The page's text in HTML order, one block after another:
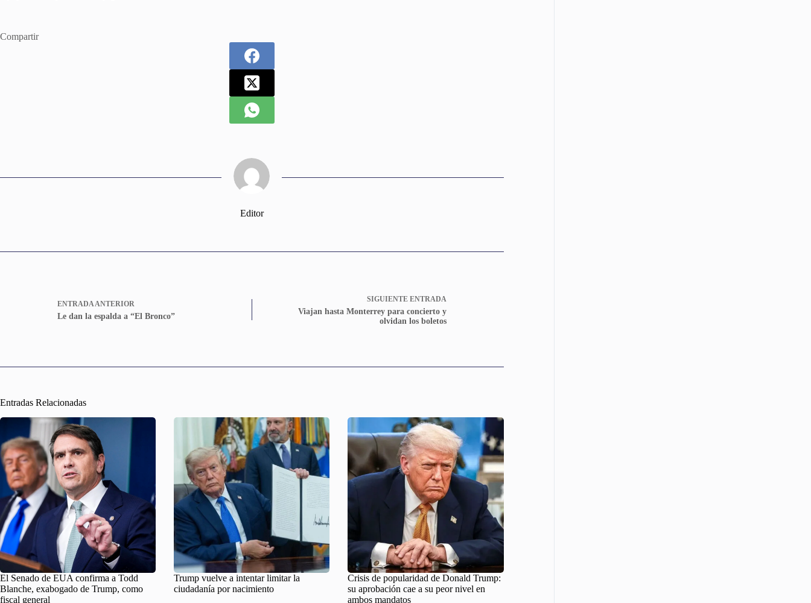
Compartir
Editor
ENTRADAANTERIOR
Le dan la espalda a “El Bronco”
SIGUIENTE ENTRADA
Viajan hasta Monterrey para concierto y
olvidan los boletos
Entradas Relacionadas
El Senado de EUA confirma a Todd
Blanche, exabogado de Trump, como
fiscal general
Trump vuelve a intentar limitar la
ciudadanía por nacimiento
Crisis de popularidad de Donald Trump:
su aprobación cae a su peor nivel en
ambos mandatos